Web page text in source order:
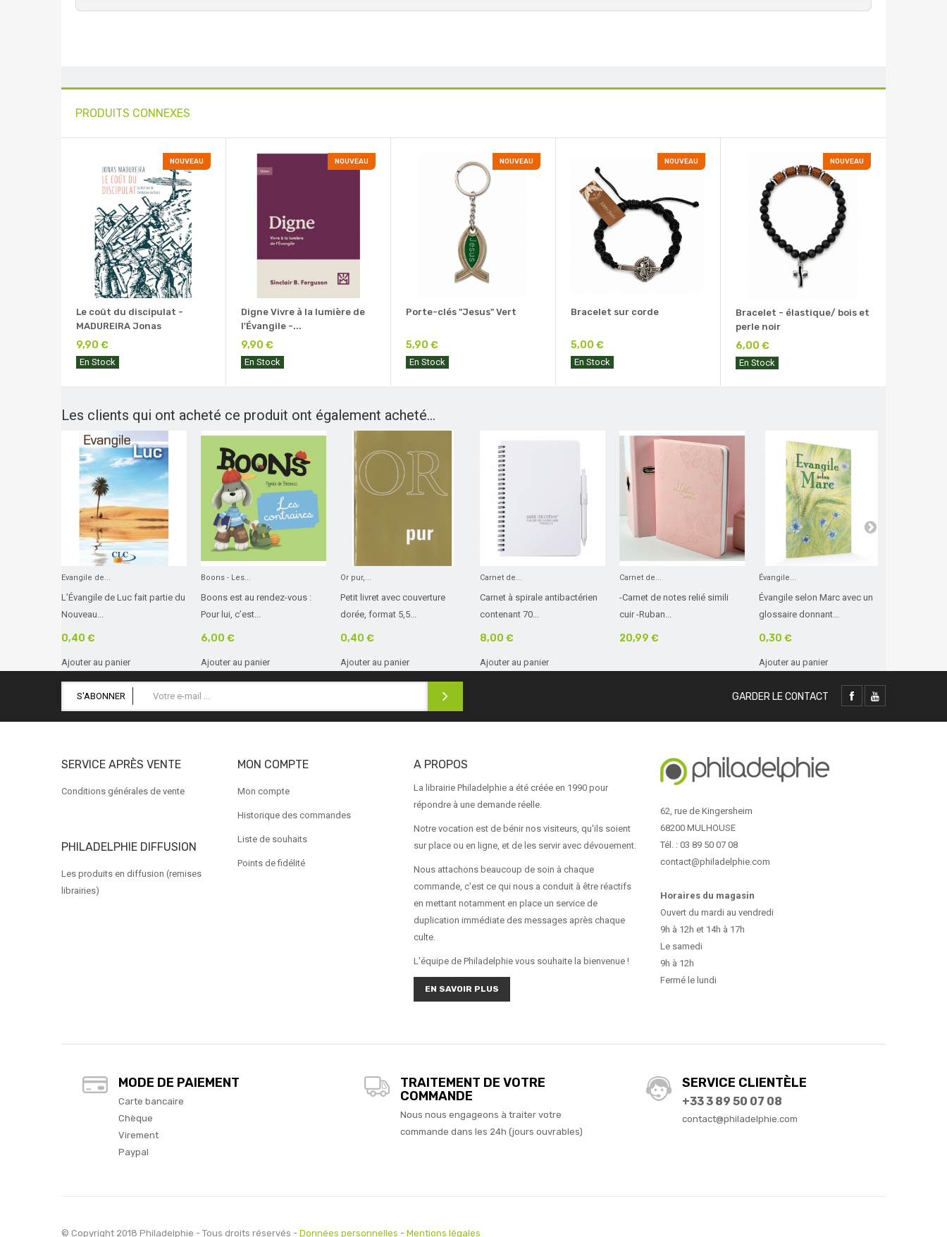
PRODUITS CONNEXES
NOUVEAU
Le coût du discipulat -
MADUREIRA Jonas
9,90 €
En Stock
NOUVEAU
Digne Vivre à la lumière de
l'Évangile -...
9,90 €
En Stock
NOUVEAU
Porte-clés "Jesus" Vert
5,90 €
En Stock
NOUVEAU
Bracelet sur corde
5,00 €
En Stock
NOUVEAU
Bracelet - élastique/ bois et
perle noir
6,00 €
En Stock
Les clients qui ont acheté ce produit ont également acheté...
Evangile de...
L’Évangile de Luc fait partie du
Nouveau...
0,40 €
Ajouter au panier
Boons - Les...
Boons est au rendez-vous :
Pour lui, c’est...
6,00 €
Ajouter au panier
Or pur,...
Petit livret avec couverture
dorée, format 5,5...
0,40 €
Ajouter au panier
Carnet de...
Carnet à spirale antibactérien
contenant 70...
8,00 €
Ajouter au panier
Carnet de...
-Carnet de notes relié simili
cuir -Ruban...
20,99 €
Évangile...
Évangile selon Marc avec un
glossaire donnant...
0,30 €
Ajouter au panier
S'ABONNER GARDER LE CONTACT
SERVICE APRÈS VENTE
Conditions générales de vente
PHILADELPHIE DIFFUSION
Les produits en diffusion (remises
librairies)
MON COMPTE
Mon compte
Historique des commandes
Liste de souhaits
Points de fidélité
A PROPOS
La librairie Philadelphie a été créée en 1990 pour
répondre à une demande réelle.
Notre vocation est de bénir nos visiteurs, qu'ils soient
sur place ou en ligne, et de les servir avec dévouement.
Nous attachons beaucoup de soin à chaque
commande, c'est ce qui nous a conduit à être réactifs
en mettant notamment en place un service de
duplication immédiate des messages après chaque
culte.
L'équipe de Philadelphie vous souhaite la bienvenue !
EN SAVOIR PLUS
62, rue de Kingersheim
68200 MULHOUSE
Tél. : 03 89 50 07 08
contact@philadelphie.com
Horaires du magasin
Ouvert du mardi au vendredi
9h à 12h et 14h à 17h
Le samedi
9h à 12h
Fermé le lundi
MODE DE PAIEMENT
Carte bancaire
Chèque
Virement
Paypal
TRAITEMENT DE VOTRE
COMMANDE
Nous nous engageons à traiter votre
commande dans les 24h (jours ouvrables)
SERVICE CLIENTÈLE
+33 3 89 50 07 08
contact@philadelphie.com
© Copyright 2018 Philadelphie - Tous droits réservés - Données personnelles - Mentions légales